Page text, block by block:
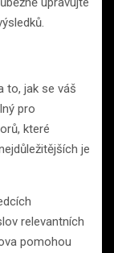
to, jak se váš
pro
které
je
relevantních
pomohou